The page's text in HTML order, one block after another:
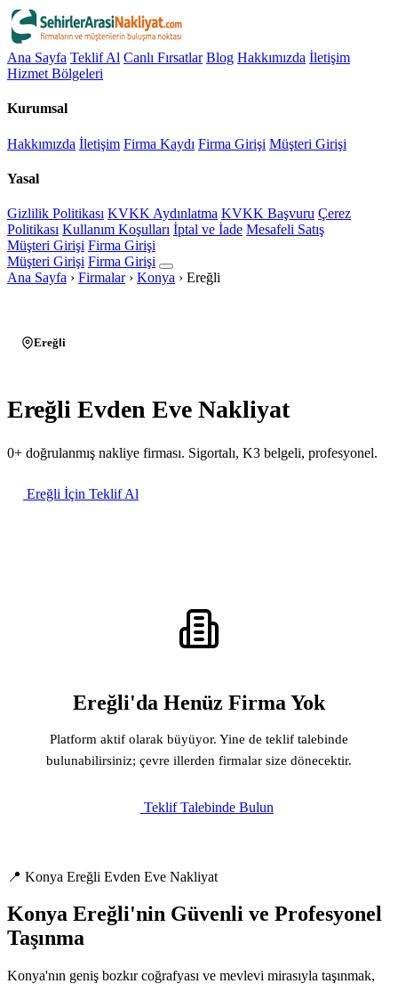
Ana Sayfa Teklif Al Canlı Fırsatlar Blog Hakkımızda İletişim
Hizmet Bölgeleri
Kurumsal
Hakkımızda İletişim Firma Kaydı Firma Girişi Müşteri Girişi
Yasal
Gizlilik Politikası KVKK Aydınlatma KVKK Başvuru Çerez
Politikası Kullanım Koşulları İptal ve İade Mesafeli Satış
Müşteri Girişi Firma Girişi
Müşteri Girişi Firma Girişi
Ana Sayfa › Firmalar › Konya › Ereğli
Ereğli
Ereğli Evden Eve Nakliyat
0+ doğrulanmış nakliye firması. Sigortalı, K3 belgeli, profesyonel.
Ereğli İçin Teklif Al
Ereğli'da Henüz Firma Yok
Platform aktif olarak büyüyor. Yine de teklif talebinde
bulunabilirsiniz; çevre illerden firmalar size dönecektir.
Teklif Talebinde Bulun
📍 Konya Ereğli Evden Eve Nakliyat
Konya Ereğli'nin Güvenli ve Profesyonel
Taşınma
Konya'nın geniş bozkır coğrafyası ve mevlevi mirasıyla taşınmak,